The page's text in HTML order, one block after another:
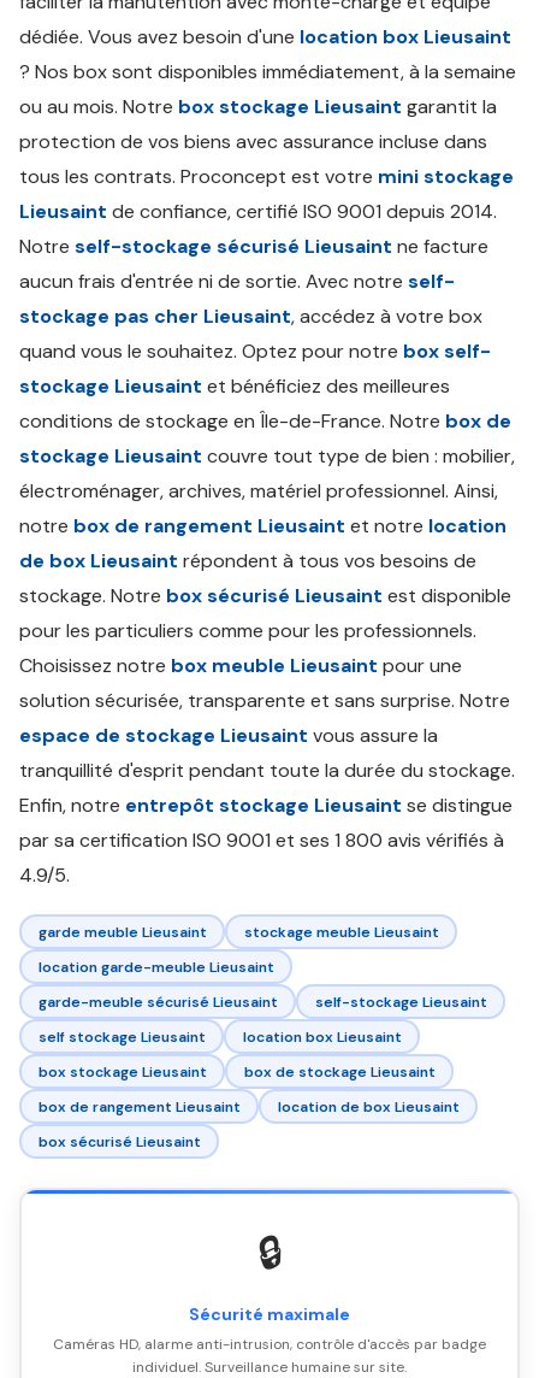
dédiée. Vous avez besoin d'une location box Lieusaint
? Nos box sont disponibles immédiatement, à la semaine
ou au mois. Notre box stockage Lieusaint garantit la
protection de vos biens avec assurance incluse dans
tous les contrats. Proconcept est votre mini stockage
Lieusaint de confiance, certifié ISO 9001 depuis 2014.
Notre self-stockage sécurisé Lieusaint ne facture
aucun frais d'entrée ni de sortie. Avec notre self-
stockage pas cher Lieusaint, accédez à votre box
quand vous le souhaitez. Optez pour notre box self-
stockage Lieusaint et bénéficiez des meilleures
conditions de stockage en Île-de-France. Notre box de
stockage Lieusaint couvre tout type de bien : mobilier,
électroménager, archives, matériel professionnel. Ainsi,
notre box de rangement Lieusaint et notre location
de box Lieusaint répondent à tous vos besoins de
stockage. Notre box sécurisé Lieusaint est disponible
pour les particuliers comme pour les professionnels.
Choisissez notre box meuble Lieusaint pour une
solution sécurisée, transparente et sans surprise. Notre
espace de stockage Lieusaint vous assure la
tranquillité d'esprit pendant toute la durée du stockage.
Enfin, notre entrepôt stockage Lieusaint se distingue
par sa certification ISO 9001 et ses 1 800 avis vérifiés à
4.9/5.
garde meuble Lieusaint
stockage meuble Lieusaint
location garde-meuble Lieusaint
garde-meuble sécurisé Lieusaint
self-stockage Lieusaint
self stockage Lieusaint
location box Lieusaint
box stockage Lieusaint
box de stockage Lieusaint
box de rangement Lieusaint
location de box Lieusaint
box sécurisé Lieusaint
🔒
Sécurité maximale
Caméras HD, alarme anti-intrusion, contrôle d'accès par badge
individuel. Surveillance humaine sur site.